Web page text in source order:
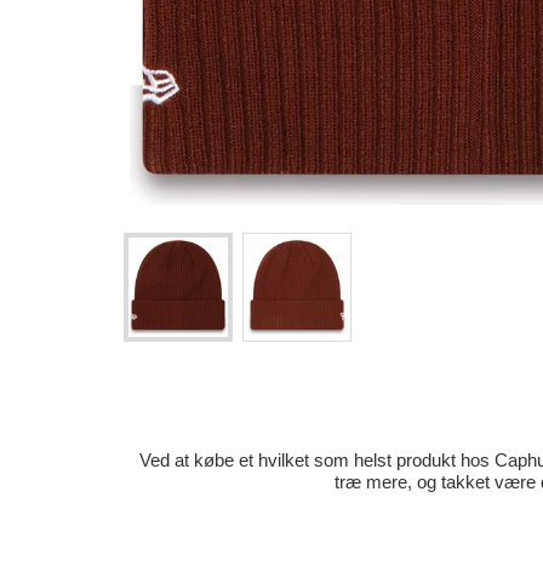
Ved at købe et hvilket som helst produkt hos
træ mere, og takket være